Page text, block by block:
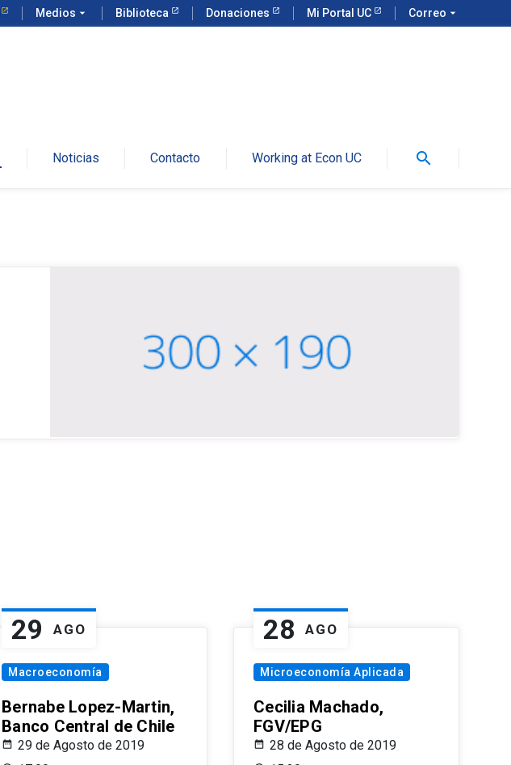
Medios arrow_drop_down Biblioteca Donaciones Mi Portal UC Correo arrow_drop_down
Noticias Contacto Working at Econ UC search
29 AGO
Macroeconomía
Bernabe Lopez-Martin,
Banco Central de Chile
29 de Agosto de 2019
28 AGO
Microeconomía Aplicada
Cecilia Machado,
FGV/EPG
28 de Agosto de 2019